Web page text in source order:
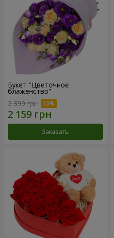
Букет "Цветочное
блаженство"
2 399 грн
Заказать